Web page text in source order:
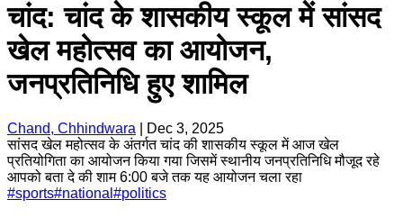
चांद: चांद के शासकीय स्कूल में सांसद
खेल महोत्सव का आयोजन,
जनप्रतिनिधि हुए शामिल
Chand, Chhindwara
Dec 3, 2025
सांसद खेल महोत्सव के अंतर्गत चांद की शासकीय स्कूल में आज खेल
प्रतियोगिता का आयोजन किया गया जिसमें स्थानीय जनप्रतिनिधि मौजूद रहे
आपको बता दे की शाम 6:00 बजे तक यह आयोजन चला रहा
#sports#national #politics